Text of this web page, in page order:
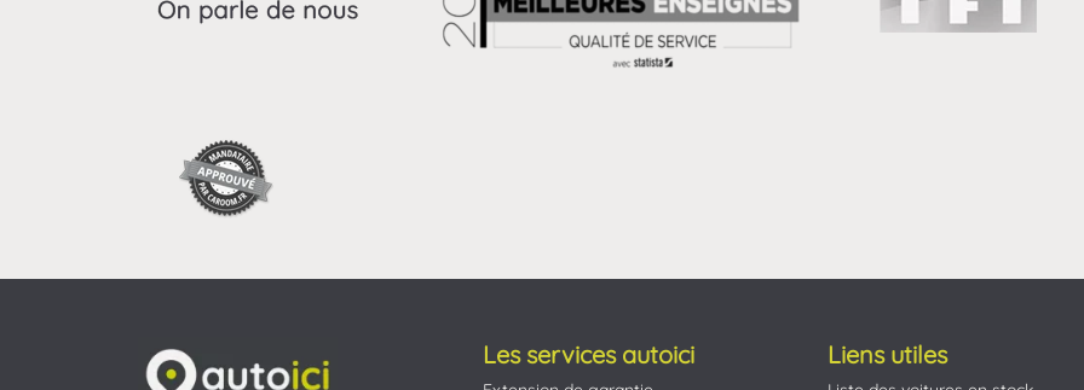
Les services autoici Liens utiles